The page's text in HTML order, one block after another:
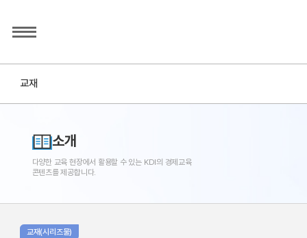
소개
다양한 교육 현장에서 활용할 수 있는 KDI의 경제교육
콘텐츠를 제공합니다.
교재
교재(시리즈물)